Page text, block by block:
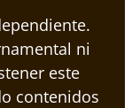
ni
este
contenidos